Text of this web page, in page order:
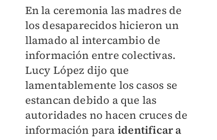
En la ceremonia las madres de
los desaparecidos hicieron un
llamado al intercambio de
información entre colectivas.
Lucy López dijo que
lamentablemente los casos se
estancan debido a que las
autoridades no hacen cruces de
información para identificar a